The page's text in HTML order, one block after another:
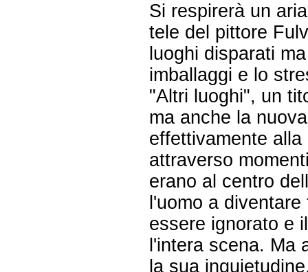
Si respirerà un
tele del pittore
luoghi disparati
imballaggi e lo
"Altri luoghi", un
ma anche la
effettivamente
attraverso
erano al centro
l'uomo a
essere ignorato e
l'intera scena. Ma
la sua